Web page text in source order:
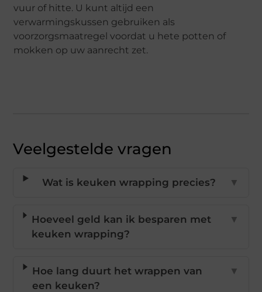
vuur of hitte. U kunt altijd een
verwarmingskussen gebruiken als
voorzorgsmaatregel voordat u hete potten of
mokken op uw aanrecht zet.
Veelgestelde vragen
Wat is keuken wrapping precies? ▼
Hoeveel geld kan ik besparen met
keuken wrapping?
▼
Hoe lang duurt het wrappen van
een keuken?
▼